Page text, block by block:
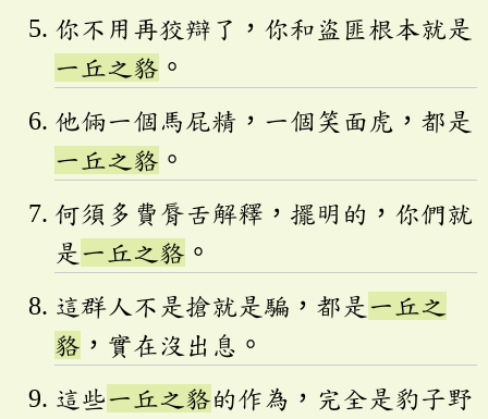
你不用再狡辯了，你和盜匪根本就是
一丘之貉 。
他倆一個馬屁精，一個笑面虎，都是
一丘之貉 。
何須多費脣舌解釋，擺明的，你們就
是 一丘之貉 。
這群人不是搶就是騙，都是 一丘之
貉 ，實在沒出息。
這些一丘之貉的作為，完全是豹子野